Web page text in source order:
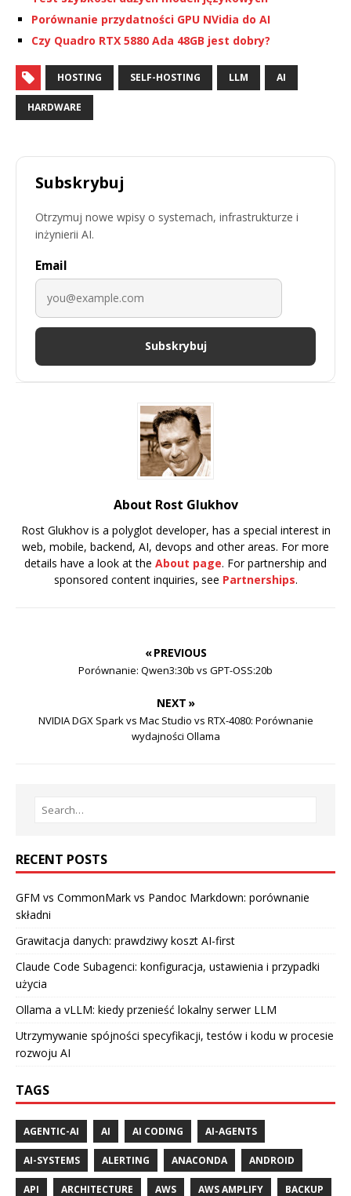
Porównanie przydatności GPU NVidia do AI
Czy Quadro RTX 5880 Ada 48GB jest dobry?
HOSTING SELF-HOSTING LLM AI
HARDWARE
Subskrybuj
Otrzymuj nowe wpisy o systemach, infrastrukturze i
inżynierii AI.
Email
Subskrybuj
About Rost Glukhov
Rost Glukhov is a polyglot developer, has a special interest in
web, mobile, backend, AI, devops and other areas. For more
details have a look at the About page. For partnership and
sponsored content inquiries, see Partnerships.
« PREVIOUS
Porównanie: Qwen3:30b vs GPT-OSS:20b
NEXT »
NVIDIA DGX Spark vs Mac Studio vs RTX-4080: Porównanie
wydajności Ollama
RECENT POSTS
GFM vs CommonMark vs Pandoc Markdown: porównanie
składni
Grawitacja danych: prawdziwy koszt AI-first
Claude Code Subagenci: konfiguracja, ustawienia i przypadki
użycia
Ollama a vLLM: kiedy przenieść lokalny serwer LLM
Utrzymywanie spójności specyfikacji, testów i kodu w procesie
rozwoju AI
TAGS
AGENTIC-AI AI AI CODING AI-AGENTS
AI-SYSTEMS ALERTING ANACONDA ANDROID
API ARCHITECTURE AWS AWS AMPLIFY BACKUP